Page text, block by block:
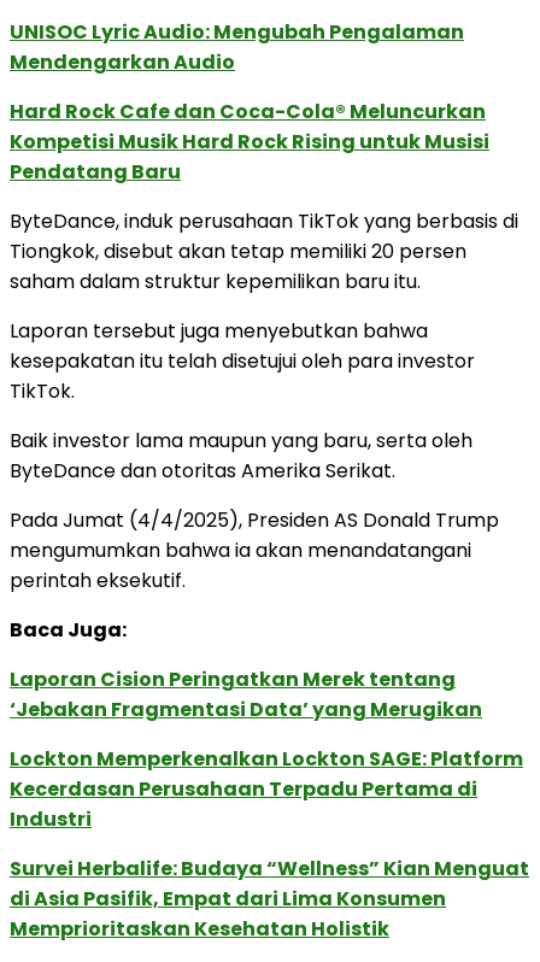
UNISOC Lyric Audio: Mengubah Pengalaman
Mendengarkan Audio
Hard Rock Cafe dan Coca-Cola® Meluncurkan
Kompetisi Musik Hard Rock Rising untuk Musisi
Pendatang Baru
ByteDance, induk perusahaan TikTok yang berbasis di
Tiongkok, disebut akan tetap memiliki 20 persen
saham dalam struktur kepemilikan baru itu.
Laporan tersebut juga menyebutkan bahwa
kesepakatan itu telah disetujui oleh para investor
TikTok.
Baik investor lama maupun yang baru, serta oleh
ByteDance dan otoritas Amerika Serikat.
Pada Jumat (4/4/2025), Presiden AS Donald Trump
mengumumkan bahwa ia akan menandatangani
perintah eksekutif.
Baca Juga:
Laporan Cision Peringatkan Merek tentang
‘Jebakan Fragmentasi Data’ yang Merugikan
Lockton Memperkenalkan Lockton SAGE: Platform
Kecerdasan Perusahaan Terpadu Pertama di
Industri
Survei Herbalife: Budaya “Wellness” Kian Menguat
di Asia Pasifik, Empat dari Lima Konsumen
Memprioritaskan Kesehatan Holistik